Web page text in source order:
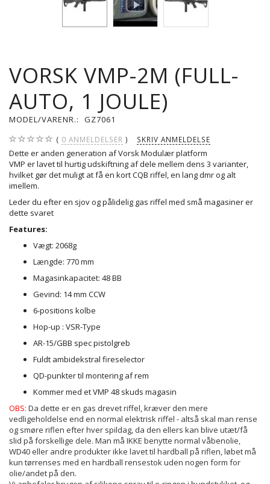
VORSK VMP-2M (FULL-
AUTO, 1 JOULE)
MODEL/VARENR.: GZ7061
0 ANMELDELSER SKRIV ANMELDELSE
Dette er anden generation af Vorsk Modulær platform
VMP er lavet til hurtig udskiftning af dele mellem dens 3 varianter,
hvilket gør det muligt at få en kort CQB riffel, en lang dmr og alt
imellem.
Leder du efter en sjov og pålidelig gas riffel med små magasiner er
dette svaret
Features:
Vægt: 2068g
Længde: 770 mm
Magasinkapacitet: 48 BB
Gevind: 14 mm CCW
6-positions kolbe
Hop-up : VSR-Type
AR-15/GBB spec pistolgreb
Fuldt ambidekstral fireselector
QD-punkter til montering af rem
Kommer med et VMP 48 skuds magasin
OBS: Da dette er en gas drevet riffel, kræver den mere
vedligeholdelse end en normal elektrisk riffel - altså skal man rense
og smøre riflen efter hver spildag, da den ellers kan blive utæt/få
slid på forskellige dele. Man må IKKE benytte normal våbenolie,
WD40 eller andre produkter ikke lavet til hardball på riflen, løbet må
kun tørrenses med en hardball rensestok uden nogen form for
olie/andet på den.